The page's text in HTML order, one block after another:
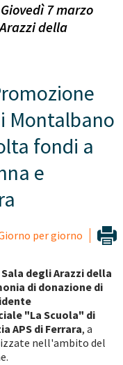
Giovedì 7 marzo
della
Montalbano
fondi a
e
per giorno
degli Arazzi della
di donazione di
"La Scuola" di
APS di Ferrara, a
nell'ambito del